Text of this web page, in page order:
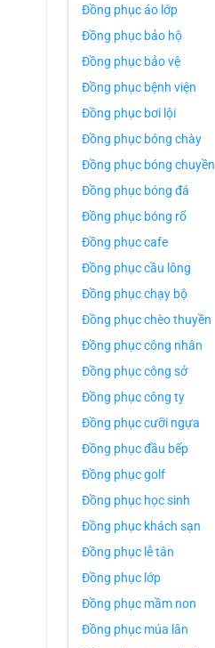
Đồng phục áo lớp
Đồng phục bảo hộ
Đồng phục bảo vệ
Đồng phục bệnh viện
Đồng phục bơi lội
Đồng phục bóng chày
Đồng phục bóng chuyền
Đồng phục bóng đá
Đồng phục bóng rổ
Đồng phục cafe
Đồng phục cầu lông
Đồng phục chạy bộ
Đồng phục chèo thuyền
Đồng phục công nhân
Đồng phục công sở
Đồng phục công ty
Đồng phục cưỡi ngựa
Đồng phục đầu bếp
Đồng phục golf
Đồng phục học sinh
Đồng phục khách sạn
Đồng phục lễ tân
Đồng phục lớp
Đồng phục mầm non
Đồng phục múa lân